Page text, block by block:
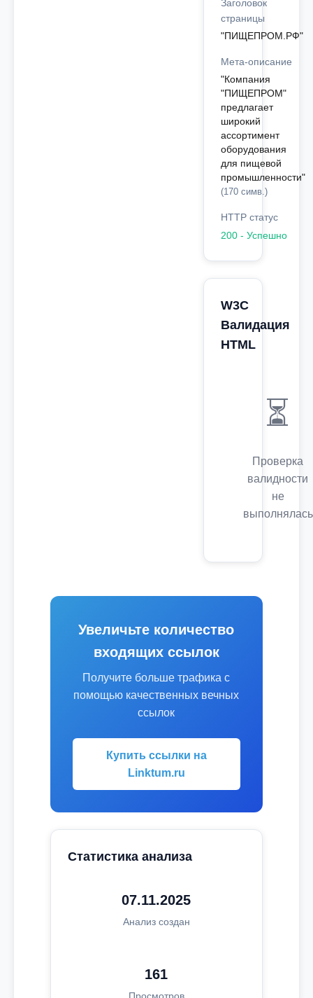
Заголовок
страницы
"ПИЩЕПРОМ.РФ"
Мета-описание
"Компания
"ПИЩЕПРОМ"
предлагает
широкий
ассортимент
оборудования
для пищевой
промышленности"
(170 симв.)
HTTP статус
200 - Успешно
W3C
Валидация
HTML
⏳
Проверка
валидности
не
выполнялась
Увеличьте количество
входящих ссылок
Получите больше трафика с
помощью качественных вечных
ссылок
Купить ссылки на
Linktum.ru
Статистика анализа
07.11.2025
Анализ создан
161